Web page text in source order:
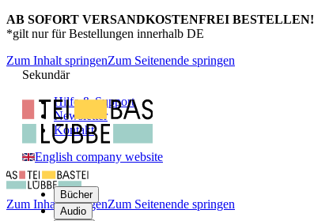
AB SOFORT VERSANDKOSTENFREI BESTELLEN!
*gilt nur für Bestellungen innerhalb DE
Zum Inhalt springenZum Seitenende springen
Sekundär
Hilfe & Support
Newsletter
Kontakt
English company website
Bücher
Audio
Zum Inhalt springenZum Seitenende springen